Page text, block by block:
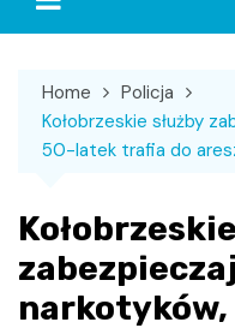
Home
Policja
Kołobrzeskie służby
50-latek trafia do